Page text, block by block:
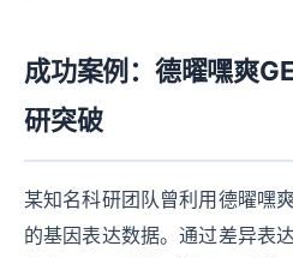
成功案例：德曜嘿爽
研突破
某知名科研团队曾利用德曜嘿
的基因表达数据。通过差异表